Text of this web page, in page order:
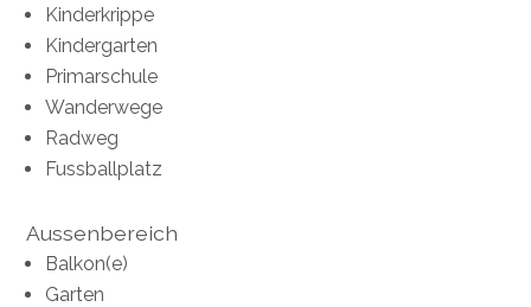
Kinderkrippe
Kindergarten
Primarschule
Wanderwege
Radweg
Fussballplatz
Aussenbereich
Balkon(e)
Garten